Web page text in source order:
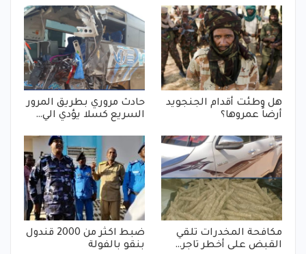
هل وطئت أقدام الجنجويد
أرضاً عمروها؟
حادث مروري بطريق المرور
السريع كسلا يؤدي الي…
مكافحة المخدرات تلقي
القبض على أخطر تاجر…
ضبط اكثر من 2000 قندول
بنقو بالفولة